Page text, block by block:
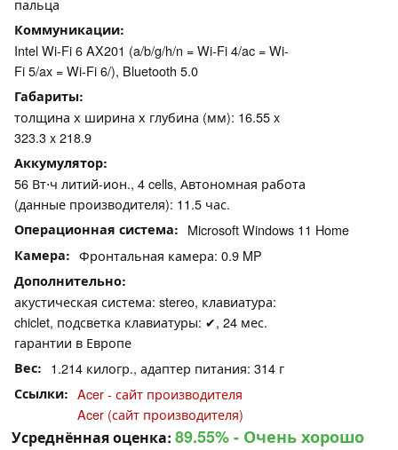
пальца
Коммуникации
Intel Wi-Fi 6 AX201 (a/b/g/h/n = Wi-Fi 4/ac = Wi-
Fi 5/ax = Wi-Fi 6/), Bluetooth 5.0
Габариты
толщина х ширина х глубина (мм): 16.55 x
323.3 x 218.9
Аккумулятор
56 Вт⋅ч литий-ион., 4 cells, Автономная работа
(данные производителя): 11.5 час.
Операционная система Microsoft Windows 11 Home
Камера Фронтальная камера: 0.9 MP
Дополнительно
акустическая система: stereo, клавиатура:
chiclet, подсветка клавиатуры: ✔, 24 мес.
гарантии в Европе
Вес 1.214 килогр., адаптер питания: 314 г
Ссылки
Acer - сайт производителя
Acer (сайт производителя)
Усреднённая оценка: 89.55%- Очень хорошо